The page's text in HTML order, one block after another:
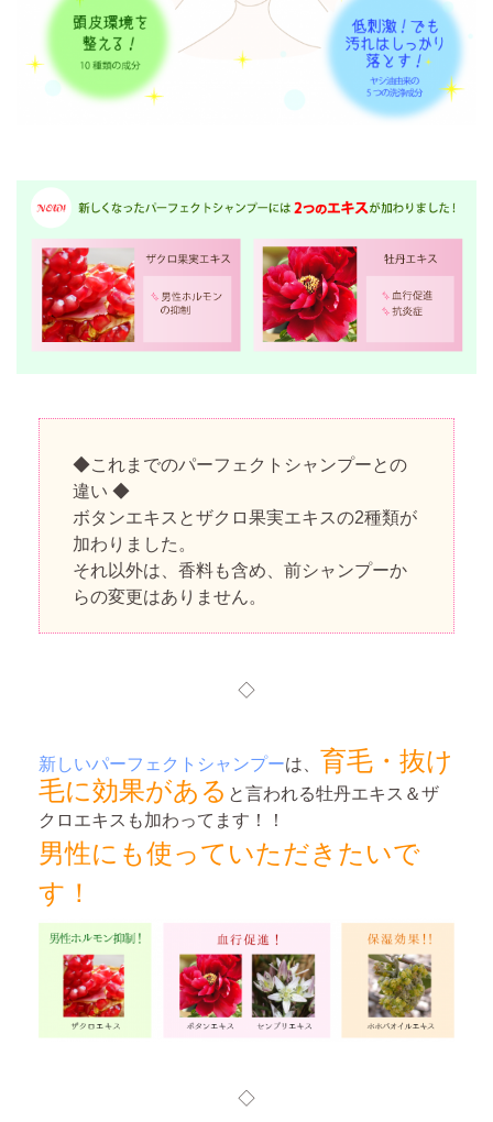
◆これまでのパーフェクトシャンプーとの
違い ◆
ボタンエキスとザクロ果実エキスの2種類が
加わりました。
それ以外は、香料も含め、前シャンプーか
らの変更はありません。
◇
新しいパーフェクトシャンプーは、 育毛・抜け
毛に効果がある と言われる牡丹エキス＆ザ
クロエキスも加わってます！！
男性にも使っていただきたいで
す！
◇